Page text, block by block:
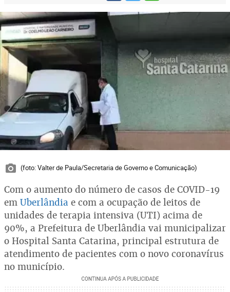
(foto: Valter de Paula/Secretaria de Governo e Comunicação)
Com o aumento do número de casos de COVID-19
em Uberlândia e com a ocupação de leitos de
unidades de terapia intensiva (UTI) acima de
90%, a Prefeitura de Uberlândia vai municipalizar
o Hospital Santa Catarina, principal estrutura de
atendimento de pacientes com o novo coronavírus
no município.